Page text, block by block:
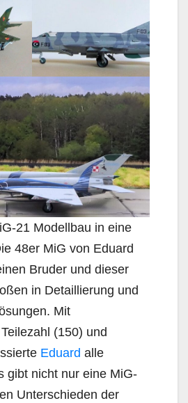
21 Modellbau in eine
48er MiG von Eduard
Bruder und dieser
in Detaillierung und
Mit
(150) und
Eduard alle
gibt nicht nur eine MiG-
Unterschieden der